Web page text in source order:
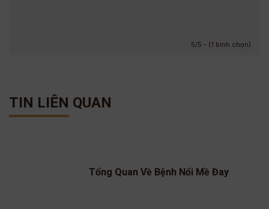
5/5 - (1 bình chọn)
TIN LIÊN QUAN
Tổng Quan Về Bệnh Nổi Mề Đay